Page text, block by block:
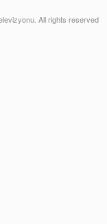
All rights reserved